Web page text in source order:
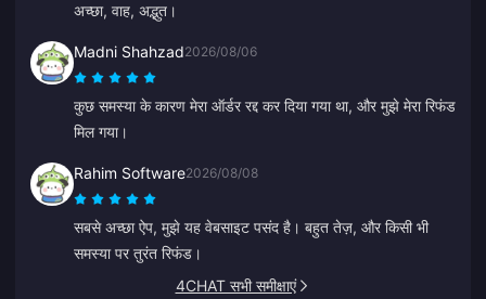
अच्छा, वाह, अद्भुत।
Madni Shahzad2026/08/06
कुछ समस्या के कारण मेरा ऑर्डर रद्द कर दिया गया था, और मुझे मेरा रिफंड
मिल गया।
Rahim Software2026/08/08
सबसे अच्छा ऐप, मुझे यह वेबसाइट पसंद है। बहुत तेज़, और किसी भी
समस्या पर तुरंत रिफंड।
4CHAT सभी समीक्षाएं